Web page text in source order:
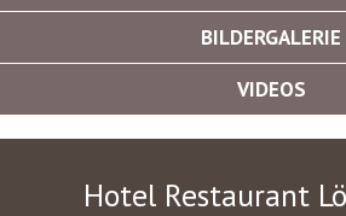
BILDERGALERIE
VIDEOS
Hotel Restaurant